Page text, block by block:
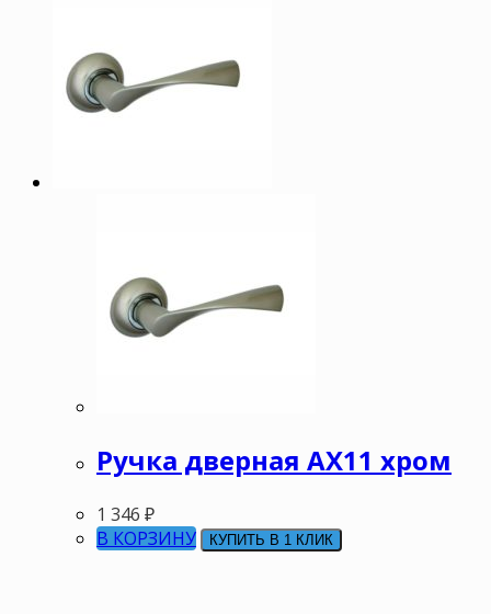
Ручка дверная АХ11 хром
1 346 ₽
В КОРЗИНУ
КУПИТЬ В 1 КЛИК